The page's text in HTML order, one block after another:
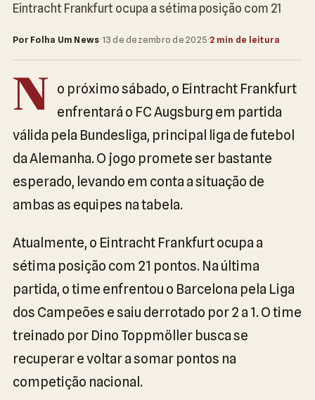
Eintracht Frankfurt ocupa a sétima posição com 21
Por Folha Um News· 13 de dezembro de 2025·2 min de leitura
N
o próximo sábado, o Eintracht Frankfurt
enfrentará o FC Augsburg em partida
válida pela Bundesliga, principal liga de futebol
da Alemanha. O jogo promete ser bastante
esperado, levando em conta a situação de
ambas as equipes na tabela.
Atualmente, o Eintracht Frankfurt ocupa a
sétima posição com 21 pontos. Na última
partida, o time enfrentou o Barcelona pela Liga
dos Campeões e saiu derrotado por 2 a 1. O time
treinado por Dino Toppmöller busca se
recuperar e voltar a somar pontos na
competição nacional.